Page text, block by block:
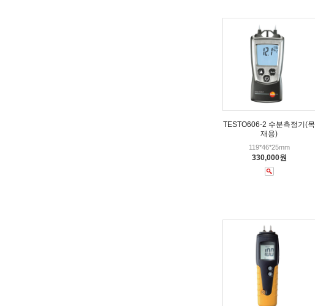
TESTO606-2 수분측정기(목
재용)
119*46*25mm
330,000원